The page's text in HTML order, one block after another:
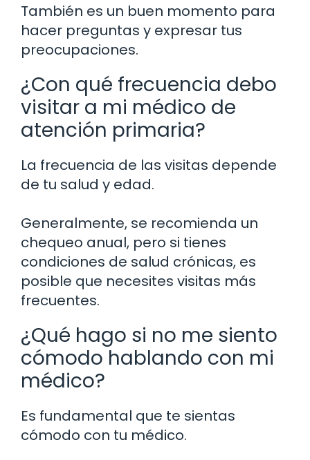
También es un buen momento para
hacer preguntas y expresar tus
preocupaciones.
¿Con qué frecuencia debo
visitar a mi médico de
atención primaria?
La frecuencia de las visitas depende
de tu salud y edad.
Generalmente, se recomienda un
chequeo anual, pero si tienes
condiciones de salud crónicas, es
posible que necesites visitas más
frecuentes.
¿Qué hago si no me siento
cómodo hablando con mi
médico?
Es fundamental que te sientas
cómodo con tu médico.